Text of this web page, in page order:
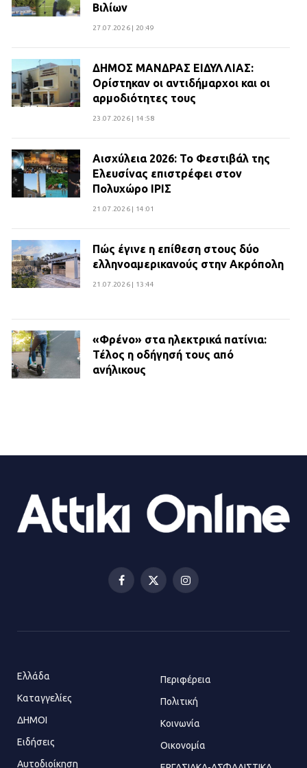
Βιλίων
27.07.2026 | 20:49
ΔΗΜΟΣ ΜΑΝΔΡΑΣ ΕΙΔΥΛΛΙΑΣ:
Ορίστηκαν οι αντιδήμαρχοι και οι
αρμοδιότητες τους
23.07.2026 | 14:58
Αισχύλεια 2026: Το Φεστιβάλ της
Ελευσίνας επιστρέφει στον
Πολυχώρο ΙΡΙΣ
21.07.2026 | 14:01
Πώς έγινε η επίθεση στους δύο
ελληνοαμερικανούς στην Ακρόπολη
21.07.2026 | 13:44
«Φρένο» στα ηλεκτρικά πατίνια:
Τέλος η οδήγησή τους από
ανήλικους
Βριλήσσια: Αυτοκίνητο έσπασε
τζαμαρία και μπήκε μέσα σε μαγαζί
Τηλεφωνικές απάτες με λεία
130.000 ευρώ στην Αττική
Facebook
X
Instagram
Ελλάδα
Καταγγελίες
ΔΗΜΟΙ
Ειδήσεις
Αυτοδιοίκηση
Περιφέρεια
Πολιτική
Κοινωνία
Οικονομία